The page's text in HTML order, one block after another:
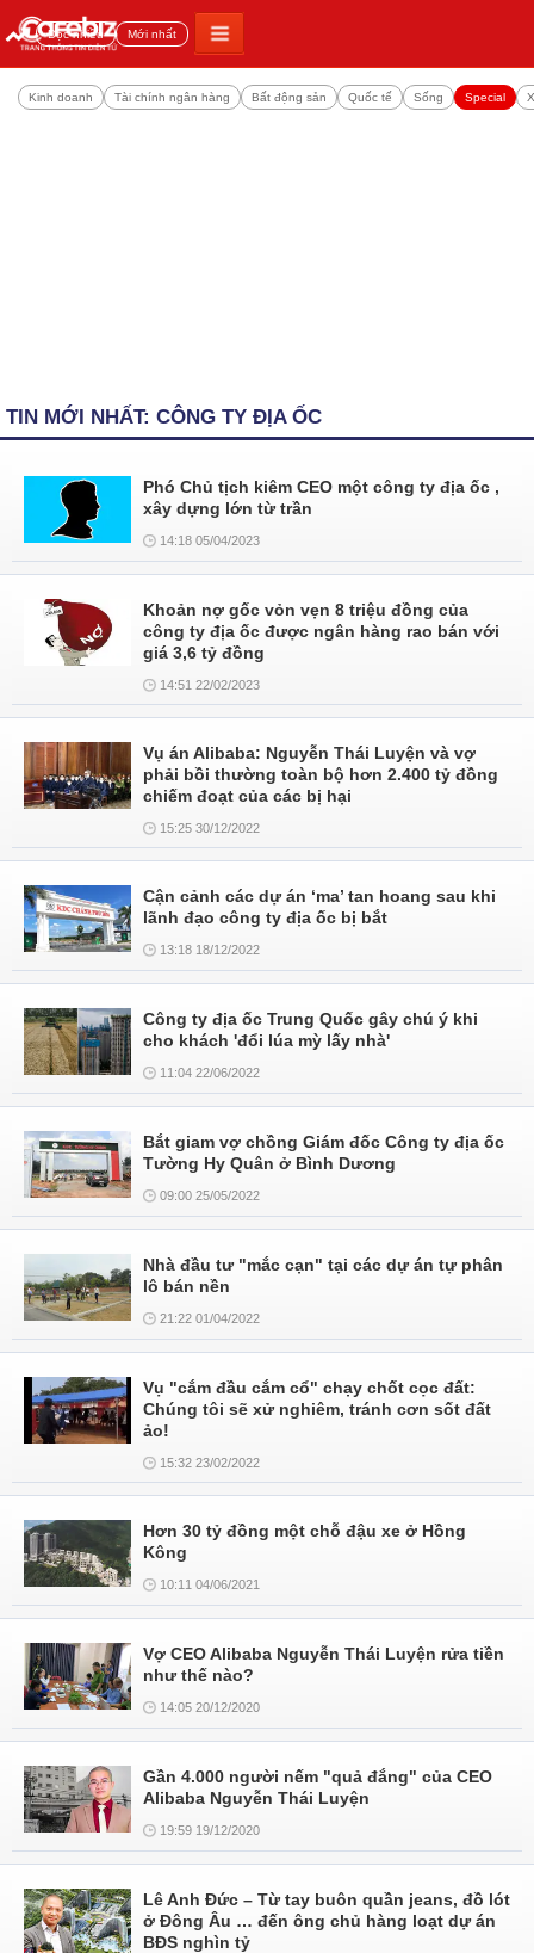
Đọc nhiều Mới nhất
Kinh doanh Tài chính ngân hàng Bất động sản Quốc tế Sống Special
TIN MỚI NHẤT: CÔNG TY ĐỊA ỐC
Phó Chủ tịch kiêm CEO một công ty địa ốc ,
xây dựng lớn từ trần
14:18 05/04/2023
Khoản nợ gốc vỏn vẹn 8 triệu đồng của
công ty địa ốc được ngân hàng rao bán với
giá 3,6 tỷ đồng
14:51 22/02/2023
Vụ án Alibaba: Nguyễn Thái Luyện và vợ
phải bồi thường toàn bộ hơn 2.400 tỷ đồng
chiếm đoạt của các bị hại
15:25 30/12/2022
Cận cảnh các dự án ‘ma’ tan hoang sau khi
lãnh đạo công ty địa ốc bị bắt
13:18 18/12/2022
Công ty địa ốc Trung Quốc gây chú ý khi
cho khách 'đổi lúa mỳ lấy nhà'
11:04 22/06/2022
Bắt giam vợ chồng Giám đốc Công ty địa ốc
Tường Hy Quân ở Bình Dương
09:00 25/05/2022
Nhà đầu tư "mắc cạn" tại các dự án tự phân
lô bán nền
21:22 01/04/2022
Vụ "cắm đầu cắm cổ" chạy chốt cọc đất:
Chúng tôi sẽ xử nghiêm, tránh cơn sốt đất
ảo!
15:32 23/02/2022
Hơn 30 tỷ đồng một chỗ đậu xe ở Hồng
Kông
10:11 04/06/2021
Vợ CEO Alibaba Nguyễn Thái Luyện rửa tiền
như thế nào?
14:05 20/12/2020
Gần 4.000 người nếm "quả đắng" của CEO
Alibaba Nguyễn Thái Luyện
19:59 19/12/2020
Lê Anh Đức – Từ tay buôn quần jeans, đồ lót
ở Đông Âu … đến ông chủ hàng loạt dự án
BĐS nghìn tỷ